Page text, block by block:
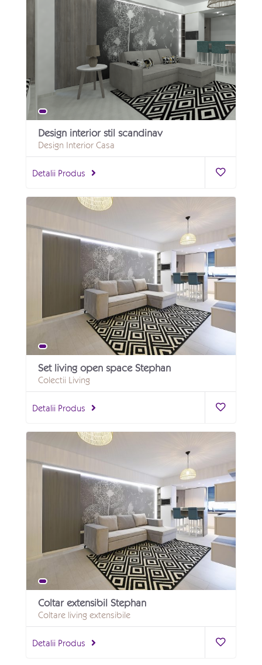
Design interior stil scandinav
Design Interior Casa
Detalii Produs
Set living open space Stephan
Colectii Living
Detalii Produs
Coltar extensibil Stephan
Coltare living extensibile
Detalii Produs